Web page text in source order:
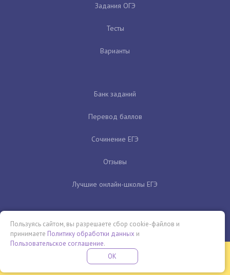
Задания ОГЭ
Тесты
Варианты
Банк заданий
Перевод баллов
Сочинение ЕГЭ
Отзывы
Лучшие онлайн-школы ЕГЭ
Бесплатная летняя школа
ПРОВЕДИ ЭТО ЛЕТО С ПОЛЬЗОЙ
Пользуясь сайтом, вы разрешаете сбор cookie-файлов и
принимаете Политику обработки данных и
Пользовательское соглашение.
OK